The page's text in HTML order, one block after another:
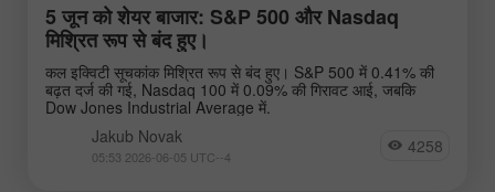
5 जून को शेयर बाजार: S&P 500 और Nasdaq
मिश्रित रूप से बंद हुए।
कल इक्विटी सूचकांक मिश्रित रूप से बंद हुए। S&P 500 में 0.41% की
बढ़त दर्ज की गई, Nasdaq 100 में 0.09% की गिरावट आई, जबकि
Dow Jones Industrial Average में.
Jakub Novak
05:53 2026-06-05 UTC--4 4258